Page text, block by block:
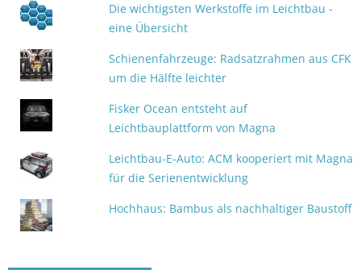
Die wichtigsten Werkstoffe im Leichtbau -
eine Übersicht
Schienenfahrzeuge: Radsatzrahmen aus CFK
um die Hälfte leichter
Fisker Ocean entsteht auf
Leichtbauplattform von Magna
Leichtbau-E-Auto: ACM kooperiert mit Magna
für die Serienentwicklung
Hochhaus: Bambus als nachhaltiger Baustoff